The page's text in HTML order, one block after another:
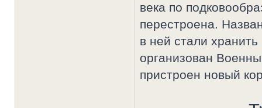
века по
перестроена.
в ней стали
организован
пристроен новый